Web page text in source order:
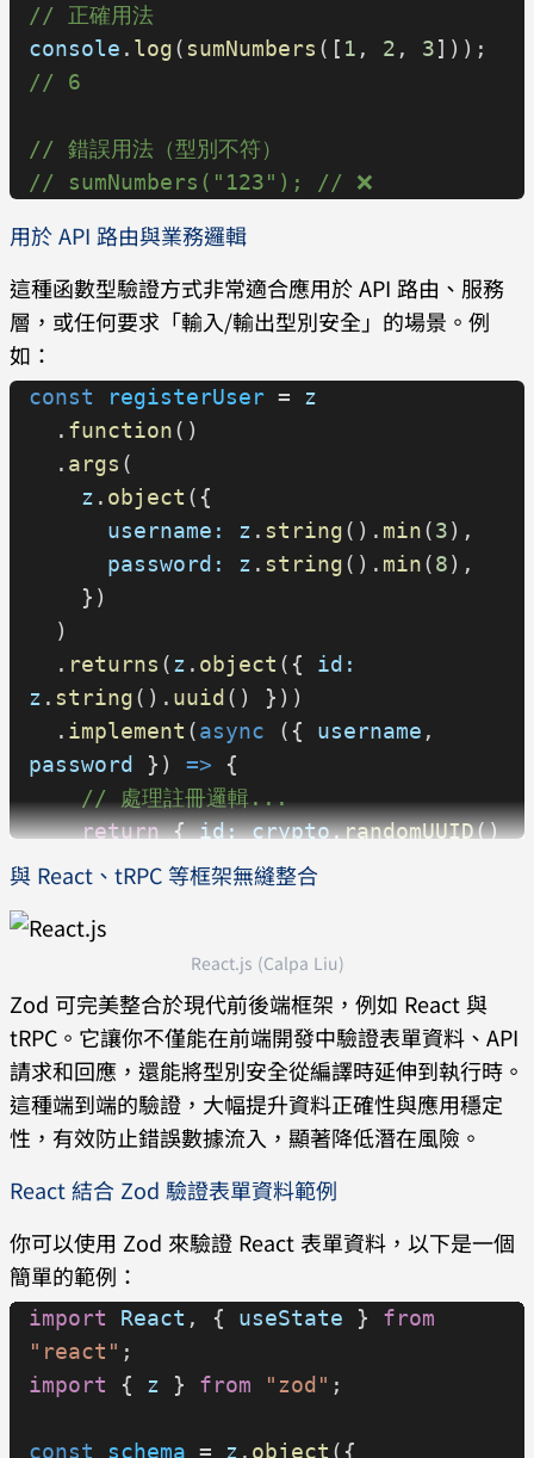
// 正確用法
console . log(sumNumbers ([ 1 , 2 , 3
// 6
// 錯誤用法（型別不符）
// sumNumbers("123"); // ❌
用於 API 路由與業務邏輯
這種函數型驗證方式非常適合應用於 API 路由、服務
層，或任何要求「輸入/輸出型別安全」的場景。例
如：
const registerUser = z
  .
function()
  .
args (
    z
. object ({
      username:
z . string(). min(3),
      password:
z . string(). min(8),
    })
  )
  .
returns (z . object ({ id:
z . string(). uuid () }))
  .
implement (async ({ username
password
}) => {
    // 處理註冊邏輯...
    return
{ id: crypto.randomUUID()
};
// 呼叫時自動檢查型別
registerUser({ username: "calpa"
,
password: "supersecret123"
}).then ( console.log);
// registerUser({ username: "ab",
password: "123" }); // ❌ 參數驗證失敗
與 React、tRPC 等框架無縫整合
React.js (Calpa Liu)
Zod 可完美整合於現代前後端框架，例如 React 與
tRPC。它讓你不僅能在前端開發中驗證表單資料、API
請求和回應，還能將型別安全從編譯時延伸到執行時。
這種端到端的驗證，大幅提升資料正確性與應用穩定
性，有效防止錯誤數據流入，顯著降低潛在風險。
React 結合 Zod 驗證表單資料範例
你可以使用 Zod 來驗證 React 表單資料，以下是一個
簡單的範例：
import React , { useState } from
"react" ;
import { z } from "zod" ;
const schema = z . object ({